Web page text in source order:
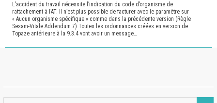
L’accident du travail nécessite l’indication du code d’organisme de
rattachement à l’AT. Il n’est plus possible de facturer avec le paramètre sur
« Aucun organisme spécifique » comme dans la précédente version (Règle
Sesam-Vitale Addendum 7) Toutes les ordonnances créées en version de
Topaze antérieure à la 9.3.4 vont avoir un message…